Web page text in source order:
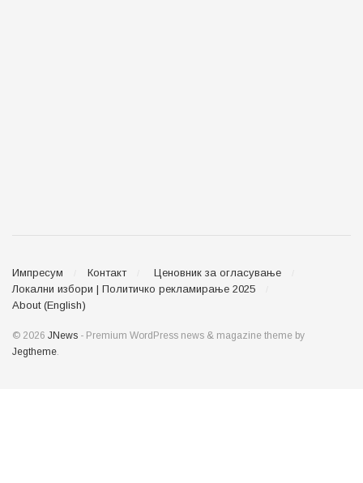
Импресум Контакт
Ценовник за огласување
Локални избори | Политичко рекламирање 2025
About (English)
© 2026 JNews - Premium WordPress news & magazine theme by
Jegtheme